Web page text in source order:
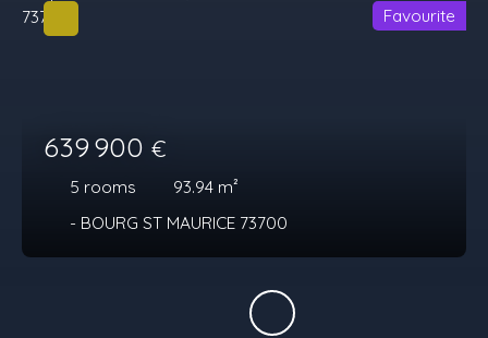
639 900 €
5 rooms 93.94 m²
- BOURG ST MAURICE 73700
Favourite